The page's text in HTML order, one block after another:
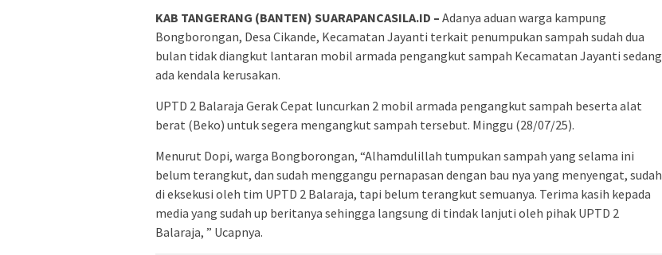
KAB TANGERANG (BANTEN) SUARAPANCASILA.ID – Adanya aduan warga kampung
Bongborongan, Desa Cikande, Kecamatan Jayanti terkait penumpukan sampah sudah dua
bulan tidak diangkut lantaran mobil armada pengangkut sampah Kecamatan Jayanti sedang
ada kendala kerusakan.
UPTD 2 Balaraja Gerak Cepat luncurkan 2 mobil armada pengangkut sampah beserta alat
berat (Beko) untuk segera mengangkut sampah tersebut. Minggu (28/07/25).
Menurut Dopi, warga Bongborongan, “Alhamdulillah tumpukan sampah yang selama ini
belum terangkut, dan sudah menggangu pernapasan dengan bau nya yang menyengat, sudah
di eksekusi oleh tim UPTD 2 Balaraja, tapi belum terangkut semuanya. Terima kasih kepada
media yang sudah up beritanya sehingga langsung di tindak lanjuti oleh pihak UPTD 2
Balaraja, ” Ucapnya.